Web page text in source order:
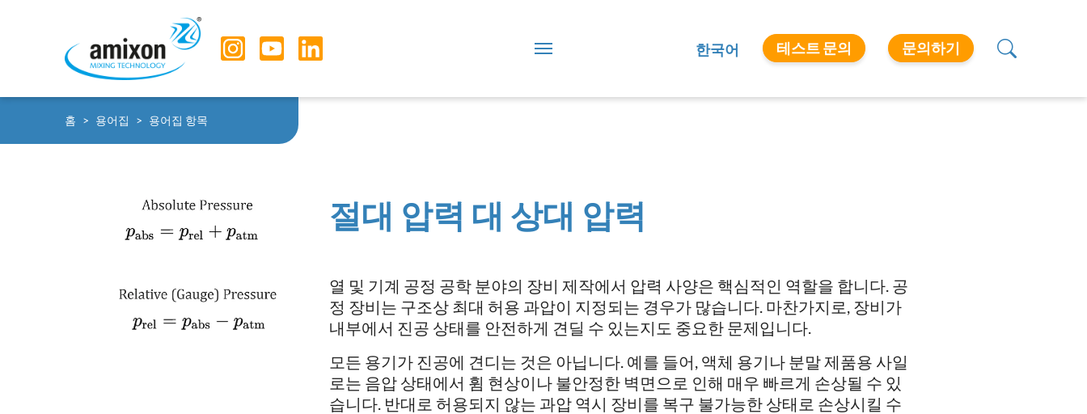
한국어 테스트 문의 문의하기
You are here:
홈 용어집 용어집 항목
절대 압력 대 상대 압력
열 및 기계 공정 공학 분야의 장비 제작에서 압력 사양은 핵심적인 역할을 합니다. 공
정 장비는 구조상 최대 허용 과압이 지정되는 경우가 많습니다. 마찬가지로, 장비가
내부에서 진공 상태를 안전하게 견딜 수 있는지도 중요한 문제입니다.
모든 용기가 진공에 견디는 것은 아닙니다. 예를 들어, 액체 용기나 분말 제품용 사일
로는 음압 상태에서 휨 현상이나 불안정한 벽면으로 인해 매우 빠르게 손상될 수 있
습니다. 반대로 허용되지 않는 과압 역시 장비를 복구 불가능한 상태로 손상시킬 수